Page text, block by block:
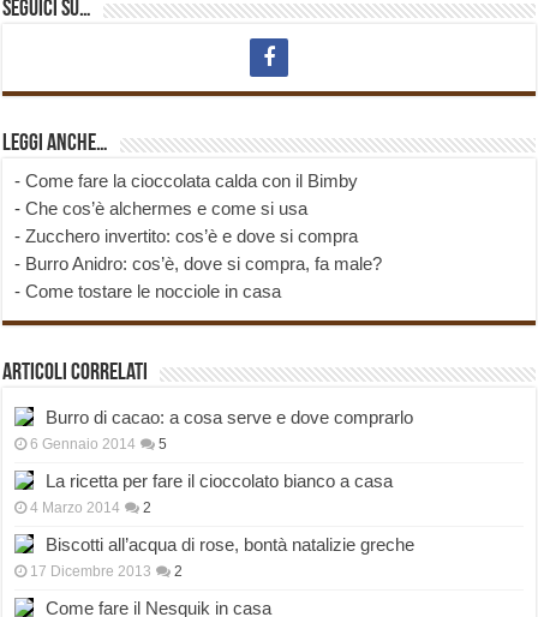
Seguici su…
Leggi anche…
-Come fare la cioccolata calda con il Bimby
-Che cos’è alchermes e come si usa
-Zucchero invertito: cos’è e dove si compra
- Burro Anidro: cos’è, dove si compra, fa male?
-Come tostare le nocciole in casa
Articoli correlati
Burro di cacao: a cosa serve e dove comprarlo
6 Gennaio 2014 5
La ricetta per fare il cioccolato bianco a casa
4 Marzo 2014 2
Biscotti all’acqua di rose, bontà natalizie greche
17 Dicembre 2013 2
Come fare il Nesquik in casa